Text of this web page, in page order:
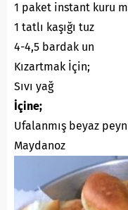
1 paket instant kuru
1 tatlı kaşığı tuz
4-4,5 bardak un
Kızartmak İçin;
Sıvı yağ
İçine;
Ufalanmış beyaz
Maydanoz